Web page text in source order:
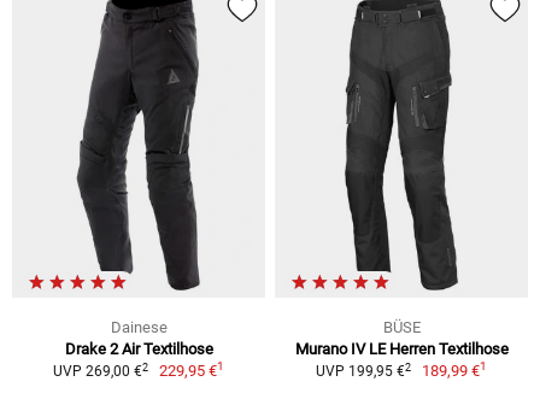
Dainese
Drake 2 Air Textilhose
UVP 269,00 €2 229,95 €1
BÜSE
Murano IV LE Herren Textilhose
UVP 199,95 €2 189,99 €1